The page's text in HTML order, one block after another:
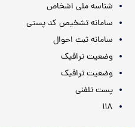
شناسه ملی اشخاص
سامانه تشخیص کد پستی
سامانه ثبت احوال
وضعیت ترافیک
وضعیت ترافیک
پست تلفنی
۱۱۸